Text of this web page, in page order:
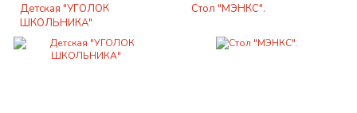
Детская "УГОЛОК
ШКОЛЬНИКА"
Стол "МЭНКС".